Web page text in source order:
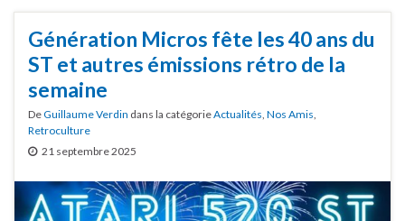
Génération Micros fête les 40 ans du
ST et autres émissions rétro de la
semaine
DeGuillaume Verdin dans la catégorieActualités, Nos Amis,
Retroculture
21 septembre 2025